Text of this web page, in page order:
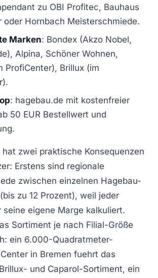
zu OBI Profitec, Bauhaus
oder Hornbach Meisterschmiede.
Marken: Bondex (Akzo Nobel,
Alpina, Schöner Wohnen,
ProfiCenter), Brillux (im
: hagebau.de mit kostenfreier
50 EUR Bestellwert und
hat zwei praktische Konsequenzen
Erstens sind regionale
zwischen einzelnen Hagebau-
zu 12 Prozent), weil jeder
seine eigene Marge kalkuliert.
Sortiment je nach Filial-Größe
ein 6.000-Quadratmeter-
in Bremen fuehrt das
und Caparol-Sortiment, ein